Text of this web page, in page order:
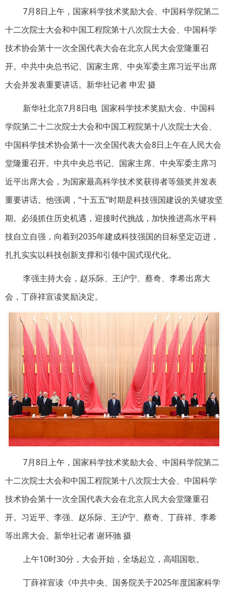
7月8日上午，国家科学技术奖励大会、中国科学院第二
十二次院士大会和中国工程院第十八次院士大会、中国科学
技术协会第十一次全国代表大会在北京人民大会堂隆重召
开。中共中央总书记、国家主席、中央军委主席习近平出席
大会并发表重要讲话。新华社记者 申宏 摄
新华社北京7月8日电 国家科学技术奖励大会、中国科
学院第二十二次院士大会和中国工程院第十八次院士大会、
中国科学技术协会第十一次全国代表大会8日上午在人民大会
堂隆重召开。中共中央总书记、国家主席、中央军委主席习
近平出席大会，为国家最高科学技术奖获得者等颁奖并发表
重要讲话。他强调，“十五五”时期是科技强国建设的关键攻坚
期。必须抓住历史机遇，迎接时代挑战，加快推进高水平科
技自立自强，向着到2035年建成科技强国的目标坚定迈进，
扎扎实实以科技创新支撑和引领中国式现代化。
李强主持大会，赵乐际、王沪宁、蔡奇、李希出席大
会，丁薛祥宣读奖励决定。
7月8日上午，国家科学技术奖励大会、中国科学院第二
十二次院士大会和中国工程院第十八次院士大会、中国科学
技术协会第十一次全国代表大会在北京人民大会堂隆重召
开。习近平、李强、赵乐际、王沪宁、蔡奇、丁薛祥、李希
等出席大会。新华社记者 谢环驰 摄
上午10时30分，大会开始，全场起立，高唱国歌。
丁薛祥宣读《中共中央、国务院关于2025年度国家科学